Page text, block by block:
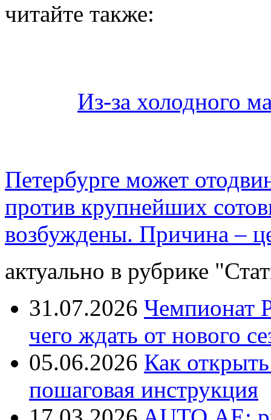
читайте также:
Из-за холодного
Петербурге может
против крупнейших
возбуждены. Причина –
актуально в рубрике
31.07.2026 Чемпионат
чего ждать от нового
05.06.2026 Как
пошаговая инструкция